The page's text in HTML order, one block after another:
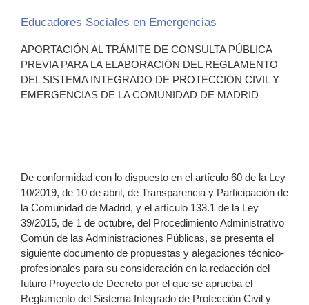
Educadores Sociales en Emergencias
APORTACIÓN AL TRÁMITE DE CONSULTA PÚBLICA
PREVIA PARA LA ELABORACIÓN DEL REGLAMENTO
DEL SISTEMA INTEGRADO DE PROTECCIÓN CIVIL Y
EMERGENCIAS DE LA COMUNIDAD DE MADRID
De conformidad con lo dispuesto en el artículo 60 de la Ley
10/2019, de 10 de abril, de Transparencia y Participación de
la Comunidad de Madrid, y el artículo 133.1 de la Ley
39/2015, de 1 de octubre, del Procedimiento Administrativo
Común de las Administraciones Públicas, se presenta el
siguiente documento de propuestas y alegaciones técnico-
profesionales para su consideración en la redacción del
futuro Proyecto de Decreto por el que se aprueba el
Reglamento del Sistema Integrado de Protección Civil y